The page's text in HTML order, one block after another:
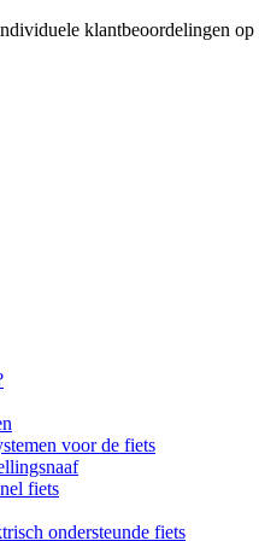
klantbeoordelingen op
voor de fiets
fiets
ondersteunde fiets